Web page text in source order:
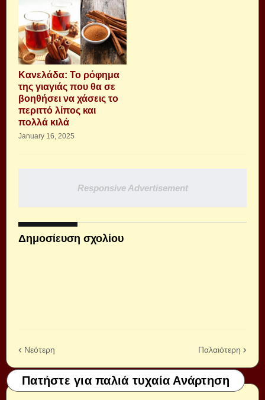
Κανελάδα: Το ρόφημα
της γιαγιάς που θα σε
βοηθήσει να χάσεις το
περιττό λίπος και
πολλά κιλά
January 16, 2025
Responsive Advertisement
Δημοσίευση σχολίου
Νεότερη Παλαιότερη
Πατήστε για παλιά τυχαία Ανάρτηση